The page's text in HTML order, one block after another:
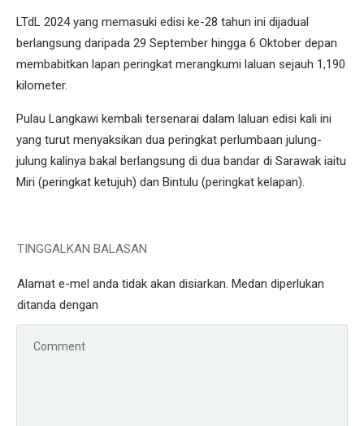
LTdL 2024 yang memasuki edisi ke-28 tahun ini dijadual
berlangsung daripada 29 September hingga 6 Oktober depan
membabitkan lapan peringkat merangkumi laluan sejauh 1,190
kilometer.
Pulau Langkawi kembali tersenarai dalam laluan edisi kali ini
yang turut menyaksikan dua peringkat perlumbaan julung-
julung kalinya bakal berlangsung di dua bandar di Sarawak iaitu
Miri (peringkat ketujuh) dan Bintulu (peringkat kelapan).
TINGGALKAN BALASAN
Alamat e-mel anda tidak akan disiarkan. Medan diperlukan
ditanda dengan